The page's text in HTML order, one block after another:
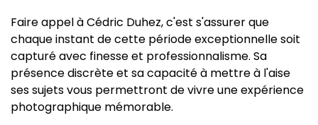
Faire appel à Cédric Duhez, c'est s'assurer que
chaque instant de cette période exceptionnelle soit
capturé avec finesse et professionnalisme. Sa
présence discrète et sa capacité à mettre à l'aise
ses sujets vous permettront de vivre une expérience
photographique mémorable.